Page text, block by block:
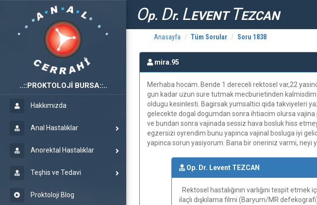
Op. Dr. LEVENT TEZCAN
PROKTOLOJİ BURSA
Hakkımızda
Anal Hastalıklar
Anorektal Hastalıklar
Teşhis ve Tedavi
Proktoloji Blog
Anasayfa Tüm Sorular Soru 1838
mira.95
Merhaba hocam. Bende 1 dereceli rektosel var,22
gun kadar uzun sure tutmak mecburietinden
oldugu kesinlesti. Bagirsak yumsaltici qida takviyeleri
gelecekte dogal dogumdan sonra ihtiacim olursa
ve bundan sonra vajinada sessiz hava bosluk hiss
egzersizi oyrendim bunu yapinca vajinal bosluga iyi
yapinca sorun yasiyorum. Bana bir oneriniz varmi, neyi
Op. Dr. Levent TEZCAN
Rektosel hastalığının varlığını tespit
ilaçlı dışkılama filmi (Baryum/MR